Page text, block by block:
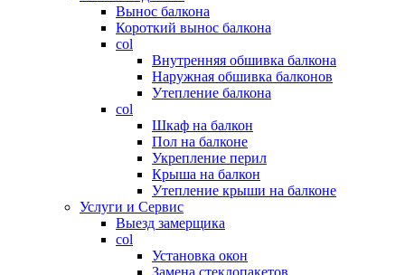
Вынос балкона
Короткий вынос балкона
col
Внутренняя обшивка балкона
Наружная обшивка балконов
Утепление балкона
col
Шкаф на балкон
Пол на балконе
Укрепление перил
Крыша на балкон
Утепление крыши на балконе
Услуги и Сервис
Выезд замерщика
col
Установка окон
Замена стеклопакетов